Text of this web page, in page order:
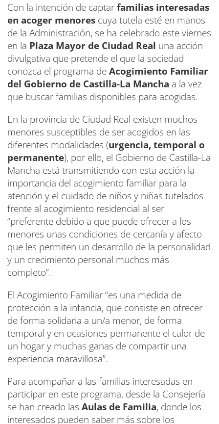
Con la intención de captarfamilias interesadas
en acoger menores cuya tutela esté en manos
de la Administración, se ha celebrado este viernes
en la Plaza Mayor de Ciudad Real una acción
divulgativa que pretende el que la sociedad
conozca el programa deAcogimiento Familiar
del Gobierno de Castilla-La Mancha a la vez
que buscar familias disponibles para acogidas.
En la provincia de Ciudad Real existen muchos
menores susceptibles de ser acogidos en las
diferentes modalidades (urgencia, temporal o
permanente), por ello, el Gobierno de Castilla-La
Mancha está transmitiendo con esta acción la
importancia del acogimiento familiar para la
atención y el cuidado de niños y niñas tutelados
frente al acogimiento residencial al ser
“preferente debido a que puede ofrecer a los
menores unas condiciones de cercanía y afecto
que les permiten un desarrollo de la personalidad
y un crecimiento personal muchos más
completo”.
El Acogimiento Familiar “es una medida de
protección a la infancia, que consiste en ofrecer
de forma solidaria a un/a menor, de forma
temporal y en ocasiones permanente el calor de
un hogar y muchas ganas de compartir una
experiencia maravillosa”.
Para acompañar a las familias interesadas en
participar en este programa, desde la Consejería
se han creado las Aulas de Familia, donde los
interesados pueden saber más sobre los